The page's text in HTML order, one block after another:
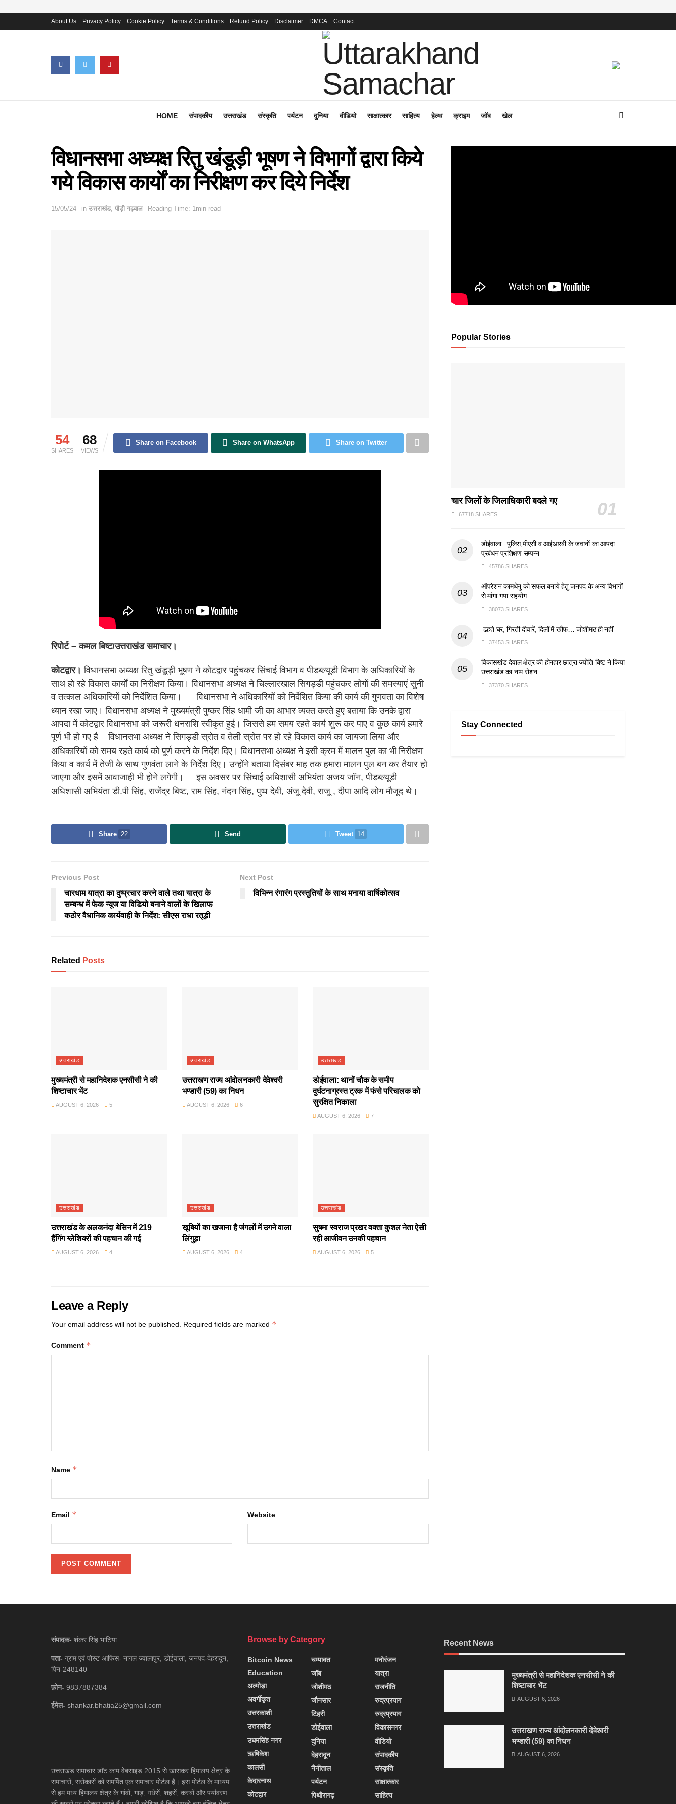
About Us Privacy Policy Cookie Policy Terms & Conditions Refund Policy Disclaimer DMCA Contact
HOME संपादकीय उत्तराखंड संस्कृति पर्यटन दुनिया वीडियो साक्षात्कार साहित्य हेल्थ क्राइम जॉब खेल
विधानसभा अध्यक्ष रितु खंडूड़ी भूषण ने विभागों द्वारा किये
गये विकास कार्यों का निरीक्षण कर दिये निर्देश
15/05/24 in उत्तराखंड, पौड़ी गढ़वाल Reading Time: 1min read
54
SHARES
68
VIEWS
Share on Facebook Share on WhatsApp Share on Twitter
रिपोर्ट – कमल बिष्ट/उत्तराखंड समाचार।
कोटद्वार। विधानसभा अध्यक्ष रितु खंडूड़ी भूषण ने कोटद्वार पहुंचकर सिंचाई विभाग व पीडब्ल्यूडी विभाग के अधिकारियों के
साथ हो रहे विकास कार्यों का निरीक्षण किया। विधानसभा अध्यक्ष ने चिल्लारखाल सिगड्डी पहुंचकर लोगों की समस्याएं सुनी
व तत्काल अधिकारियों को निर्देशित किया।
विधानसभा ने अधिकारियों को निर्देशित किया की कार्य की गुणवता का विशेष
ध्यान रखा जाए। विधानसभा अध्यक्ष ने मुख्यमंत्री पुष्कर सिंह धामी जी का आभार व्यक्त करते हुए बताया कि उनके द्वारा
आपदा में कोटद्वार विधानसभा को जरूरी धनराशि स्वीकृत हुई। जिससे हम समय रहते कार्य शुरू कर पाए व कुछ कार्य हमारे
पूर्ण भी हो गए है
विधानसभा अध्यक्ष ने सिगड्डी स्रोत व तेली स्रोत पर हो रहे विकास कार्य का जायजा लिया और
अधिकारियों को समय रहते कार्य को पूर्ण करने के निर्देश दिए। विधानसभा अध्यक्ष ने इसी क्रम में मालन पुल का भी निरीक्षण
किया व कार्य में तेजी के साथ गुणवंता लाने के निर्देश दिए। उन्होंने बताया दिसंबर माह तक हमारा मालन पुल बन कर तैयार हो
जाएगा और इसमें आवाजाही भी होने लगेगी।
इस अवसर पर सिंचाई अधिशासी अभियंता अजय जॉन, पीडब्ल्यूडी
अधिशासी अभियंता डी.पी सिंह, राजेंद्र बिष्ट, राम सिंह, नंदन सिंह, पुष्प देवी, अंजू देवी, राजू , दीपा आदि लोग मौजूद थे।
Share 22 Send Tweet 14
Previous Post
चारधाम यात्रा का दुष्प्रचार करने वाले तथा यात्रा के
सम्बन्ध में फेक न्यूज या विडियो बनाने वालों के खिलाफ
कठोर वैधानिक कार्यवाही के निर्देश: सीएस राधा रतूड़ी
Next Post
विभिन्न रंगारंग प्रस्तुतियों के साथ मनाया वार्षिकोत्सव
Related Posts
उत्तराखंड
मुख्यमंत्री से महानिदेशक एनसीसी ने की
शिष्टाचार भेंट
AUGUST 6, 2026 5
उत्तराखंड
उत्तराखण राज्य आंदोलनकारी देवेश्वरी
भण्डारी (59) का निधन
AUGUST 6, 2026 6
उत्तराखंड
डोईवाला: थानों चौक के समीप
दुर्घटनाग्रस्त ट्रक में फंसे परिचालक को
सुरक्षित निकाला
AUGUST 6, 2026 7
उत्तराखंड
उत्तराखंड के अलकनंदा बेसिन में 219
हैंगिंग ग्लेशियरों की पहचान की गई
AUGUST 6, 2026 4
उत्तराखंड
खूबियों का खजाना है जंगलों में उगने वाला
लिंगुड़ा
AUGUST 6, 2026 4
उत्तराखंड
सुषमा स्वराज प्रखर वक्ता कुशल नेता ऐसी
रही आजीवन उनकी पहचान
AUGUST 6, 2026 5
Leave a Reply
Your email address will not be published. Required fields are marked *
Comment *
Name *
Email * Website
Popular Stories
चार जिलों के जिलाधिकारी बदले गए
67718 SHARES
डोईवाला : पुलिस,पीएसी व आईआरबी के जवानों का आपदा
प्रबंधन प्रशिक्षण सम्पन्न
45786 SHARES
ऑपरेशन कामधेनु को सफल बनाये हेतु जनपद के अन्य विभागों
से मांगा गया सहयोग
38073 SHARES
ढहते घर, गिरती दीवारें, दिलों में खौफ… जोशीमठ ही नहीं
37453 SHARES
विकासखंड देवाल क्षेत्र की होनहार छात्रा ज्योति बिष्ट ने किया
उत्तराखंड का नाम रोशन
37370 SHARES
Stay Connected
संपादक- शंकर सिंह भाटिया
पता- ग्राम एवं पोस्ट आफिस- नागल ज्वालापुर, डोईवाला, जनपद-देहरादून,
पिन-248140
फ़ोन- 9837887384
ईमेल- shankar.bhatia25@gmail.com
उत्तराखंड समाचार डाॅट काम वेबसाइड 2015 से खासकर हिमालय क्षेत्र के
समाचारों, सरोकारों को समर्पित एक समाचार पोर्टल है। इस पोर्टल के माध्यम
से हम मध्य हिमालय क्षेत्र के गांवों, गाड़, गधेरों, शहरों, कस्बों और पर्यावरण
Browse by Category
Bitcoin News
Education
अल्मोड़ा
अवर्गीकृत
उत्तरकाशी
उत्तराखंड
उधमसिंह नगर
ऋषिकेश
कालसी
केदारनाथ
कोटद्वार
चम्पावत
जॉब
जोशीमठ
जौनसार
टिहरी
डोईवाला
दुनिया
देहरादून
नैनीताल
पर्यटन
पिथौरागढ़
मनोरंजन
यात्रा
राजनीति
रुद्रप्रयाग
रुद्रप्रयाग
विकासनगर
वीडियो
संपादकीय
संस्कृति
साक्षात्कार
साहित्य
Recent News
मुख्यमंत्री से महानिदेशक एनसीसी ने की
शिष्टाचार भेंट
AUGUST 6, 2026
उत्तराखण राज्य आंदोलनकारी देवेश्वरी
भण्डारी (59) का निधन
AUGUST 6, 2026